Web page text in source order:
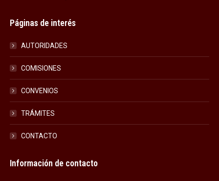
Páginas de interés
AUTORIDADES
COMISIONES
CONVENIOS
TRÁMITES
CONTACTO
Información de contacto